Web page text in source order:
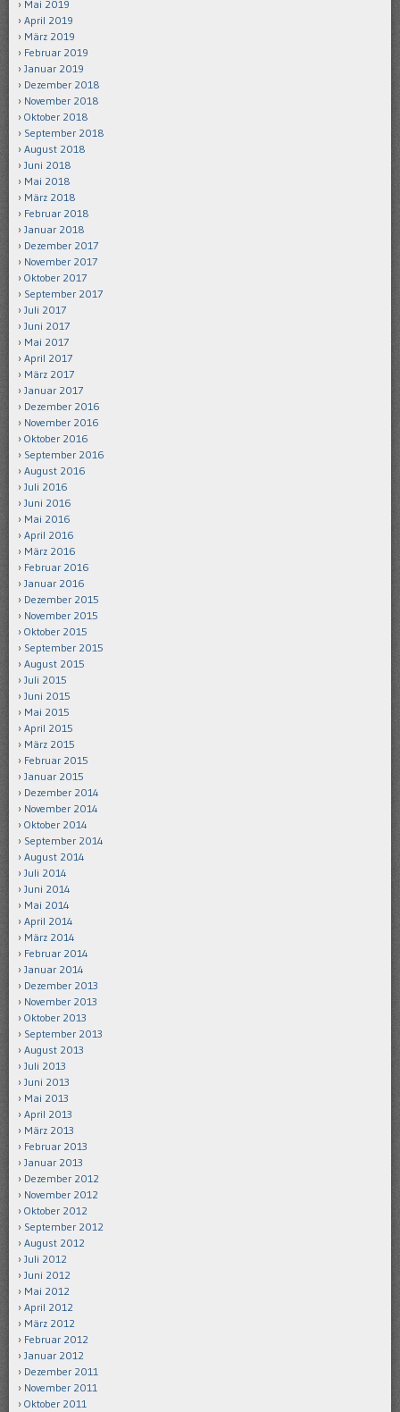
Mai 2019
April 2019
März 2019
Februar 2019
Januar 2019
Dezember 2018
November 2018
Oktober 2018
September 2018
August 2018
Juni 2018
Mai 2018
März 2018
Februar 2018
Januar 2018
Dezember 2017
November 2017
Oktober 2017
September 2017
Juli 2017
Juni 2017
Mai 2017
April 2017
März 2017
Januar 2017
Dezember 2016
November 2016
Oktober 2016
September 2016
August 2016
Juli 2016
Juni 2016
Mai 2016
April 2016
März 2016
Februar 2016
Januar 2016
Dezember 2015
November 2015
Oktober 2015
September 2015
August 2015
Juli 2015
Juni 2015
Mai 2015
April 2015
März 2015
Februar 2015
Januar 2015
Dezember 2014
November 2014
Oktober 2014
September 2014
August 2014
Juli 2014
Juni 2014
Mai 2014
April 2014
März 2014
Februar 2014
Januar 2014
Dezember 2013
November 2013
Oktober 2013
September 2013
August 2013
Juli 2013
Juni 2013
Mai 2013
April 2013
März 2013
Februar 2013
Januar 2013
Dezember 2012
November 2012
Oktober 2012
September 2012
August 2012
Juli 2012
Juni 2012
Mai 2012
April 2012
März 2012
Februar 2012
Januar 2012
Dezember 2011
November 2011
Oktober 2011